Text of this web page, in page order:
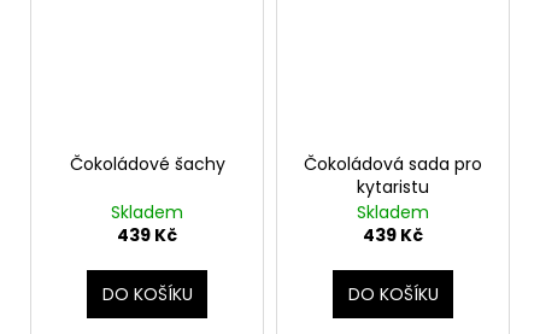
Čokoládové šachy
Skladem
439 Kč
DO KOŠÍKU
Čokoládová sada pro
kytaristu
Skladem
439 Kč
DO KOŠÍKU